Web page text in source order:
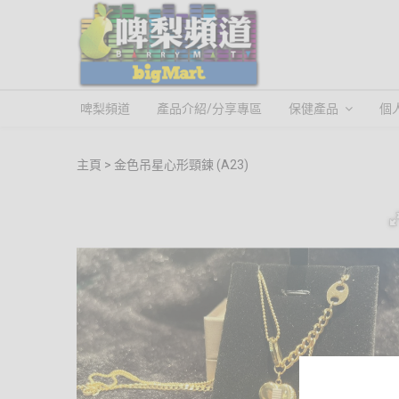
啤梨頻道 產品介紹/分享專區 保健產品 個
主頁 金色吊星心形頸鍊 (A23)